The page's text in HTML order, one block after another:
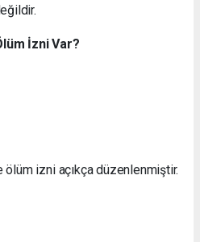
İzni Var?
izni açıkça düzenlenmiştir.